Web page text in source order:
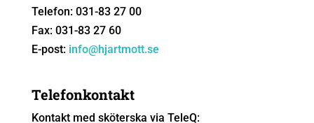
Telefon: 031-83 27 00
Fax: 031-83 27 60
E-post: info@hjartmott.se
Telefonkontakt
Kontakt med sköterska via TeleQ: